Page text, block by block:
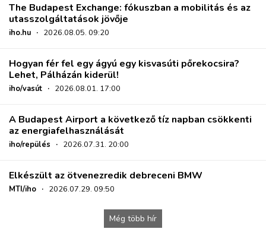
The Budapest Exchange: fókuszban a mobilitás és az
utasszolgáltatások jövője
iho.hu · 2026.08.05. 09:20
Hogyan fér fel egy ágyú egy kisvasúti pőrekocsira?
Lehet, Pálházán kiderül!
iho/vasút · 2026.08.01. 17:00
A Budapest Airport a következő tíz napban csökkenti
az energiafelhasználását
iho/repülés · 2026.07.31. 20:00
Elkészült az ötvenezredik debreceni BMW
MTI/iho · 2026.07.29. 09:50
Még több hír